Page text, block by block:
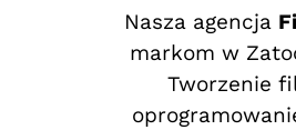
Nasza agencja
markom w
Tworzenie